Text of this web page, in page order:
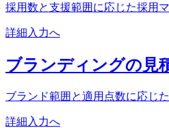
採用数と支援範囲に応じた採用
詳細入力へ
ブランディングの見
ブランド範囲と適用点数に応じた
詳細入力へ